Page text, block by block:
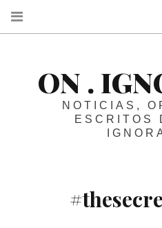
ON .
NOTICIAS,
ESCRITOS